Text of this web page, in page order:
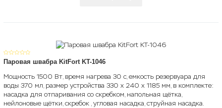
Паровая швабра KitFort KT-1046
Мощность 1500 Вт, время нагрева 30 с, емкость резервуара для
воды 370 мл, размер устройства 330 х 240 х 1185 мм, в комплекте:
насадка для отпаривания со скребком, напольная щётка,
нейлоновые щётки, скребок , угловая насадка, струйная насадка.